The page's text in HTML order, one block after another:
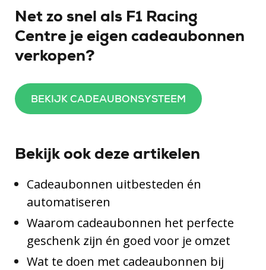
Net zo snel als F1 Racing
Centre je eigen cadeaubonnen
verkopen?
BEKIJK CADEAUBONSYSTEEM
Bekijk ook deze artikelen
Cadeaubonnen uitbesteden én
automatiseren
Waarom cadeaubonnen het perfecte
geschenk zijn én goed voor je omzet
Wat te doen met cadeaubonnen bij